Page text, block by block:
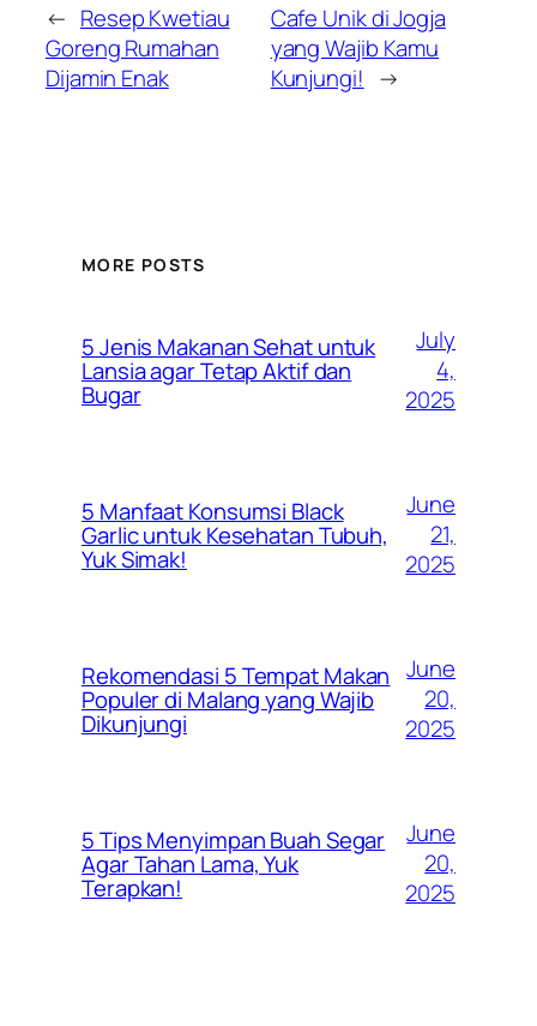
← Resep Kwetiau
Goreng Rumahan
Dijamin Enak
Cafe Unik di Jogja
yang Wajib Kamu
Kunjungi! →
MORE POSTS
5 Jenis Makanan Sehat untuk
Lansia agar Tetap Aktif dan
Bugar
July
4,
2025
5 Manfaat Konsumsi Black
Garlic untuk Kesehatan Tubuh,
Yuk Simak!
June
21,
2025
Rekomendasi 5 Tempat Makan
Populer di Malang yang Wajib
Dikunjungi
June
20,
2025
5 Tips Menyimpan Buah Segar
Agar Tahan Lama, Yuk
Terapkan!
June
20,
2025